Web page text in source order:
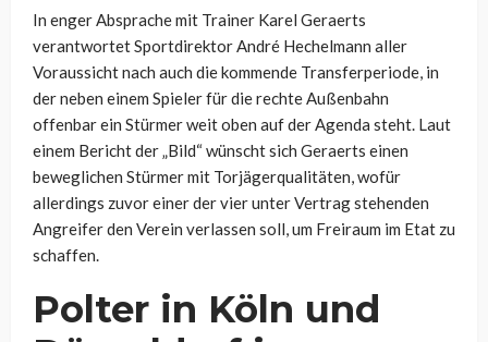
In enger Absprache mit Trainer Karel Geraerts
verantwortet Sportdirektor André Hechelmann aller
Voraussicht nach auch die kommende Transferperiode, in
der neben einem Spieler für die rechte Außenbahn
offenbar ein Stürmer weit oben auf der Agenda steht. Laut
einem Bericht der „Bild“ wünscht sich Geraerts einen
beweglichen Stürmer mit Torjägerqualitäten, wofür
allerdings zuvor einer der vier unter Vertrag stehenden
Angreifer den Verein verlassen soll, um Freiraum im Etat zu
schaffen.
Polter in Köln und